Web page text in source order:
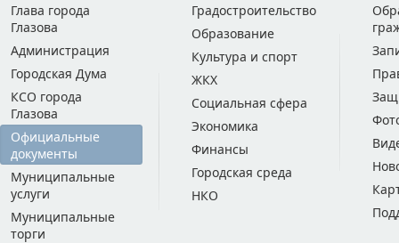
Глава города
Глазова
Администрация
Городская Дума
КСО города
Глазова
Официальные
документы
Муниципальные
услуги
Муниципальные
торги
Градостроительство
Образование
Культура и спорт
ЖКХ
Социальная сфера
Экономика
Финансы
Городская среда
НКО